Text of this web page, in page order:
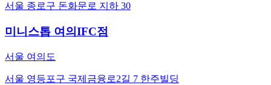
서울 종로구 돈화문로 지하 30
미니스톱 여의IFC점
서울 여의도
서울 영등포구 국제금융로2길 7 한주빌딩